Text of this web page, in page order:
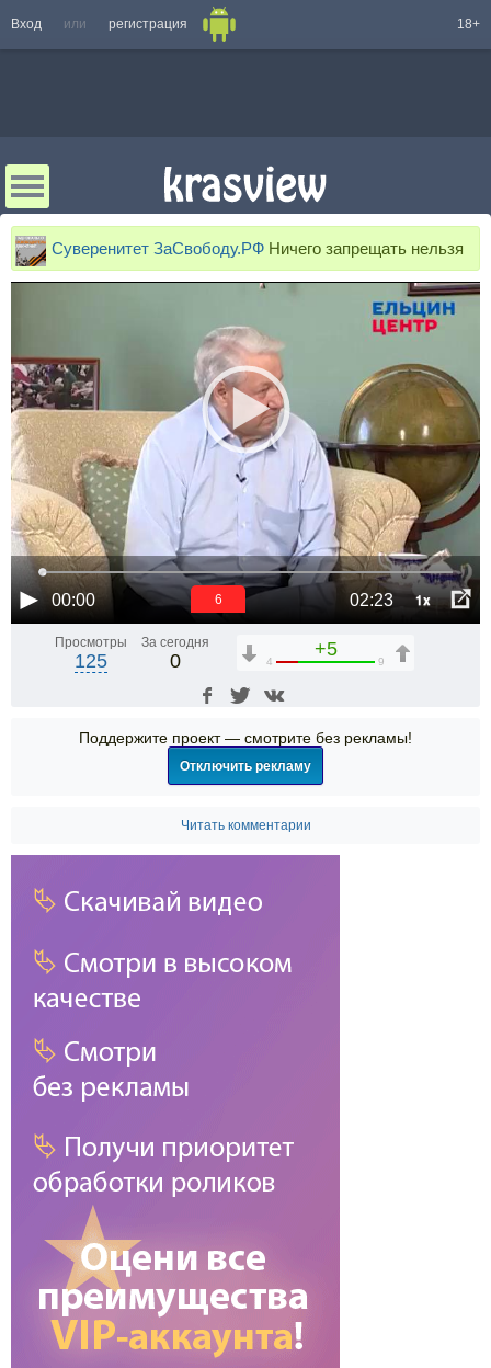
Вход или регистрация 18+
Суверенитет ЗаСвободу.РФ Ничего запрещать нельзя
00:00 02:23 1x
6
Просмотры
125
За сегодня
0
+5
4 9
Поддержите проект — смотрите без рекламы!
Отключить рекламу
Читать комментарии